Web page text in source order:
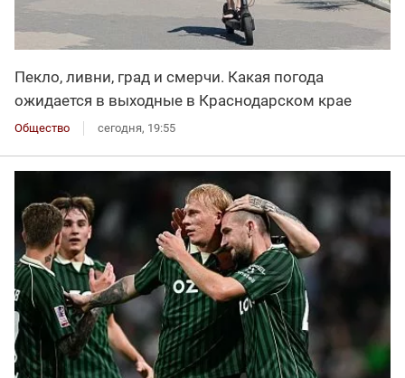
Пекло, ливни, град и смерчи. Какая погода
ожидается в выходные в Краснодарском крае
Общество сегодня, 19:55